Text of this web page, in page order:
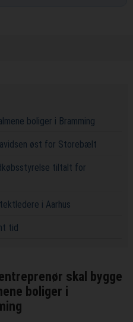
boliger i Bramming
øst for Storebælt
tiltalt for
i Aarhus
tid
skal bygge
boliger i